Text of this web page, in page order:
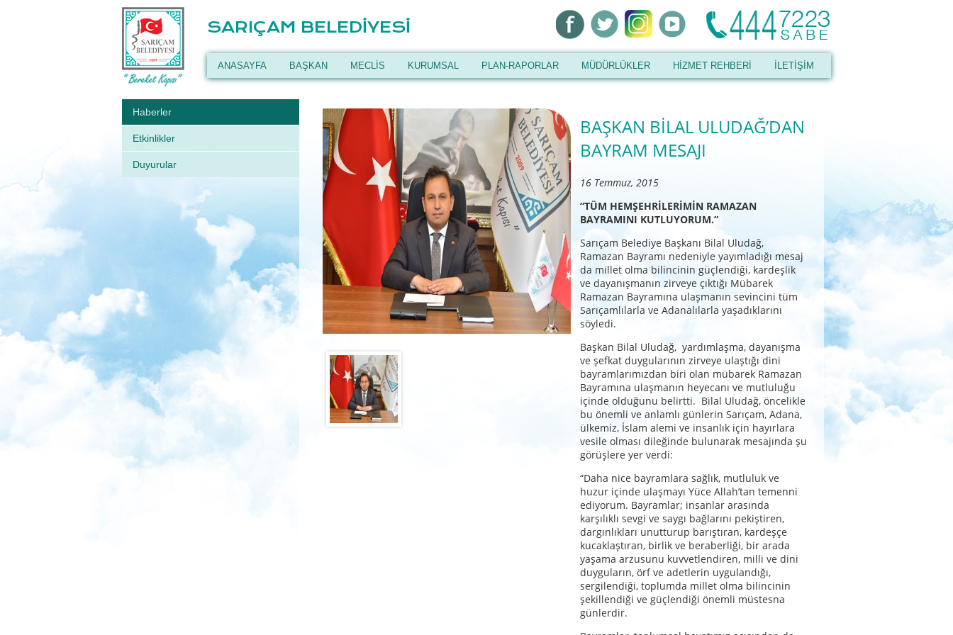
SARIÇAM BELEDİYESİ
ANASAYFA BAŞKAN MECLİS KURUMSAL PLAN-RAPORLAR MÜDÜRLÜKLER HİZMET REHBERİ İLETİŞİM
Haberler
Etkinlikler
Duyurular
BAŞKAN BİLAL ULUDAĞ’DAN
BAYRAM MESAJI
16 Temmuz, 2015
“TÜM HEMŞEHRİLERİMİN RAMAZAN
BAYRAMINI KUTLUYORUM.”
Sarıçam Belediye Başkanı Bilal Uludağ,
Ramazan Bayramı nedeniyle yayımladığı mesaj
da millet olma bilincinin güçlendiği, kardeşlik
ve dayanışmanın zirveye çıktığı Mübarek
Ramazan Bayramına ulaşmanın sevincini tüm
Sarıçamlılarla ve Adanalılarla yaşadıklarını
söyledi.
Başkan Bilal Uludağ, yardımlaşma, dayanışma
ve şefkat duygularının zirveye ulaştığı dini
bayramlarımızdan biri olan mübarek Ramazan
Bayramına ulaşmanın heyecanı ve mutluluğu
içinde olduğunu belirtti. Bilal Uludağ, öncelikle
bu önemli ve anlamlı günlerin Sarıçam, Adana,
ülkemiz, İslam alemi ve insanlık için hayırlara
vesile olması dileğinde bulunarak mesajında şu
görüşlere yer verdi:
“Daha nice bayramlara sağlık, mutluluk ve
huzur içinde ulaşmayı Yüce Allah’tan temenni
ediyorum. Bayramlar; insanlar arasında
karşılıklı sevgi ve saygı bağlarını pekiştiren,
dargınlıkları unutturup barıştıran, kardeşçe
kucaklaştıran, birlik ve beraberliği, bir arada
yaşama arzusunu kuvvetlendiren, milli ve dini
duyguların, örf ve adetlerin uygulandığı,
sergilendiği, toplumda millet olma bilincinin
şekillendiği ve güçlendiği önemli müstesna
günlerdir.